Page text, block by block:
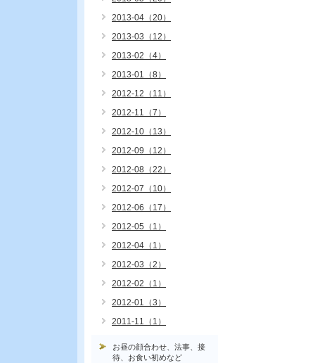
2013-04（20）
2013-03（12）
2013-02（4）
2013-01（8）
2012-12（11）
2012-11（7）
2012-10（13）
2012-09（12）
2012-08（22）
2012-07（10）
2012-06（17）
2012-05（1）
2012-04（1）
2012-03（2）
2012-02（1）
2012-01（3）
2011-11（1）
お昼の顔合わせ、法事、接
待、お食い初めなど